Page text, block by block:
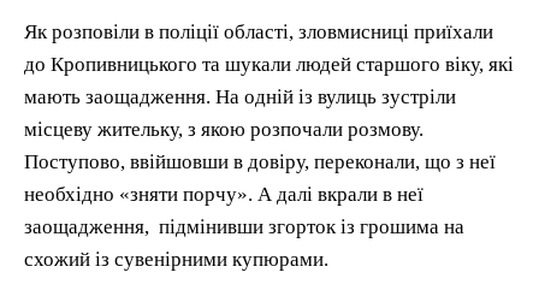
Як розповіли в поліції області, зловмисниці приїхали
до Кропивницького та шукали людей старшого віку, які
мають заощадження. На одній із вулиць зустріли
місцеву жительку, з якою розпочали розмову.
Поступово, ввійшовши в довіру, переконали, що з неї
необхідно «зняти порчу». А далі вкрали в неї
заощадження, підмінивши згорток із грошима на
схожий із сувенірними купюрами.